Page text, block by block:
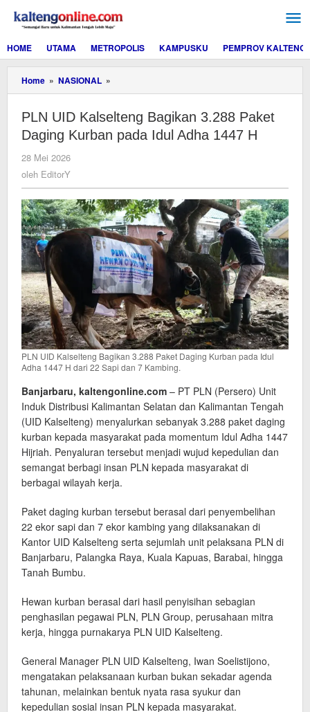
konten
HOME
UTAMA METROPOLIS KAMPUSKU PEMPROV KALTENG
Home » NASIONAL »
UID
Bagikan
3.288
Paket
Idul
Adha
1447
H
PLN UID Kalselteng Bagikan 3.288 Paket
Daging Kurban pada Idul Adha 1447 H
28 Mei 2026
oleh EditorY
PLN UID Kalselteng Bagikan 3.288 Paket Daging Kurban pada Idul
Adha 1447 H dari 22 Sapi dan 7 Kambing.
Banjarbaru, kaltengonline.com – PT PLN (Persero) Unit
Induk Distribusi Kalimantan Selatan dan Kalimantan Tengah
(UID Kalselteng) menyalurkan sebanyak 3.288 paket daging
kurban kepada masyarakat pada momentum Idul Adha 1447
Hijriah. Penyaluran tersebut menjadi wujud kepedulian dan
semangat berbagi insan PLN kepada masyarakat di
berbagai wilayah kerja.
Paket daging kurban tersebut berasal dari penyembelihan
22 ekor sapi dan 7 ekor kambing yang dilaksanakan di
Kantor UID Kalselteng serta sejumlah unit pelaksana PLN di
Banjarbaru, Palangka Raya, Kuala Kapuas, Barabai, hingga
Tanah Bumbu.
Hewan kurban berasal dari hasil penyisihan sebagian
penghasilan pegawai PLN, PLN Group, perusahaan mitra
kerja, hingga purnakarya PLN UID Kalselteng.
General Manager PLN UID Kalselteng, Iwan Soelistijono,
mengatakan pelaksanaan kurban bukan sekadar agenda
tahunan, melainkan bentuk nyata rasa syukur dan
kepedulian sosial insan PLN kepada masyarakat.